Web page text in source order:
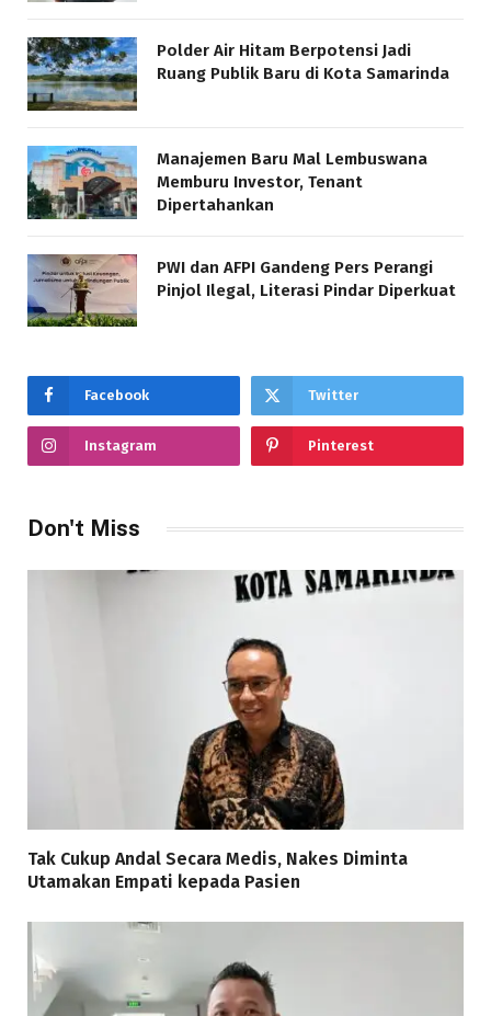
Polder Air Hitam Berpotensi Jadi
Ruang Publik Baru di Kota Samarinda
Manajemen Baru Mal Lembuswana
Memburu Investor, Tenant
Dipertahankan
PWI dan AFPI Gandeng Pers Perangi
Pinjol Ilegal, Literasi Pindar Diperkuat
Facebook Twitter
Instagram Pinterest
Don't Miss
Tak Cukup Andal Secara Medis, Nakes Diminta
Utamakan Empati kepada Pasien